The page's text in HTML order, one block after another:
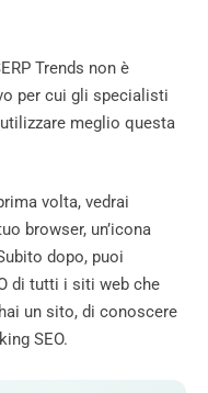
Trends non è
per cui gli specialisti
meglio questa
volta, vedrai
browser, un’icona
dopo, puoi
di tutti i siti web che
un sito, di conoscere
SEO.